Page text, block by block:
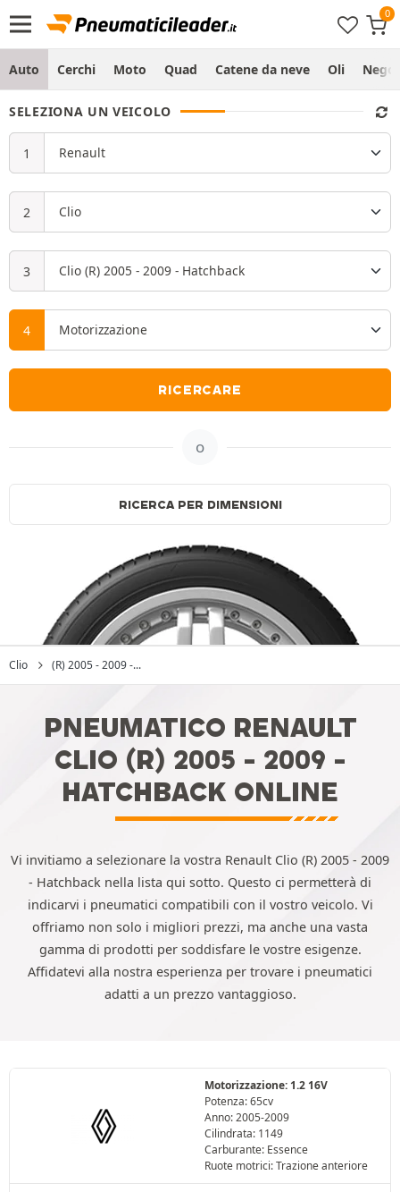
Auto Cerchi Moto Quad Catene da neve Oli
SELEZIONA UN VEICOLO
RICERCARE
o
RICERCA PER DIMENSIONI
Clio (R) 2005 - 2009 -...
PNEUMATICO RENAULT
CLIO (R) 2005 - 2009 -
HATCHBACK ONLINE
Vi invitiamo a selezionare la vostra Renault Clio (R) 2005 - 2009
- Hatchback nella lista qui sotto. Questo ci permetterà di
indicarvi i pneumatici compatibili con il vostro veicolo. Vi
offriamo non solo i migliori prezzi, ma anche una vasta
gamma di prodotti per soddisfare le vostre esigenze.
Affidatevi alla nostra esperienza per trovare i pneumatici
adatti a un prezzo vantaggioso.
Motorizzazione: 1.2 16V
Potenza: 65cv
Anno: 2005-2009
Cilindrata: 1149
Carburante: Essence
Ruote motrici: Trazione anteriore